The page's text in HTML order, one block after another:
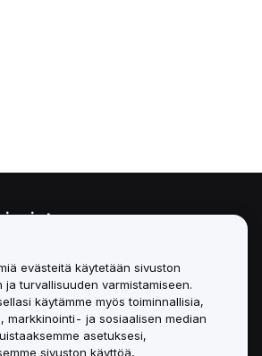
säilytys- ja
tiedot
evästeitä käytetään sivuston
ja turvallisuuden varmistamiseen.
käytämme myös toiminnallisia,
markkinointi- ja sosiaalisen median
asetuksesi,
sivuston käyttöä,